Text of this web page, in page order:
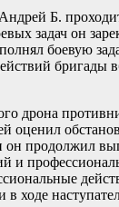
Б.
задач он
боевую
бригады
оценил
продолжил
и
ходе